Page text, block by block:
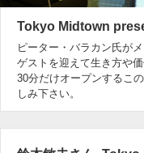
Tokyo Midtown
ピーター・バラカン氏が
ゲストを迎えて生き方や
30分だけオープンするこ
しみ下さい。